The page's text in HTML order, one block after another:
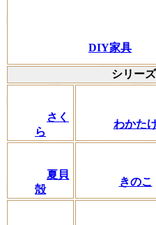
DIY家具
シリー
さく
ら
わかた
夏貝
殻
きのこ